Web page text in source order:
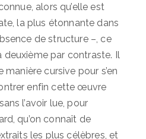
alors qu’elle est
la plus étonnante dans
de structure –, ce
deuxième par contraste. Il
manière cursive pour s’en
enfin cette œuvre
l’avoir lue, pour
qu’on connaît de
les plus célèbres, et